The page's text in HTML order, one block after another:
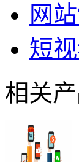
网
短
相关